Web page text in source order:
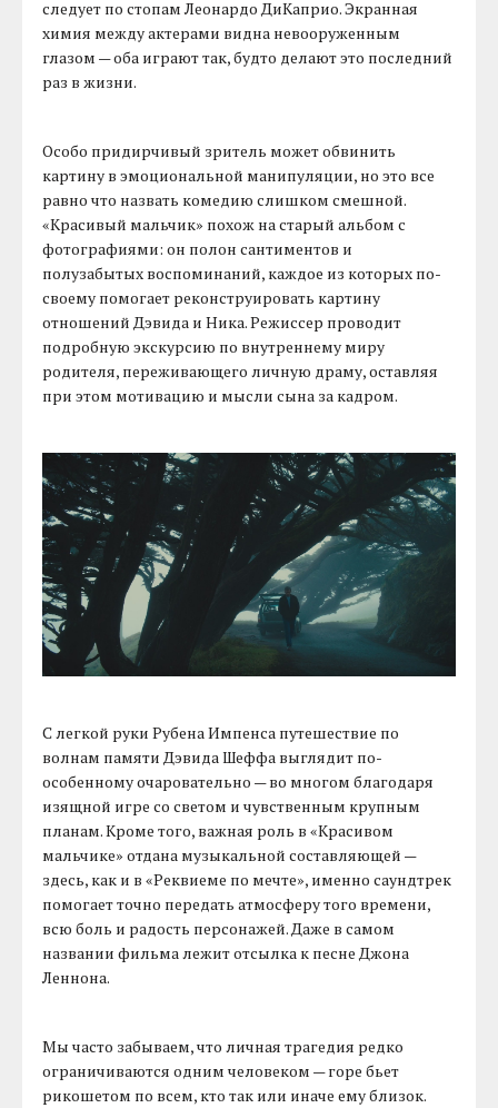
следует по стопам Леонардо ДиКаприо. Экранная
химия между актерами видна невооруженным
глазом — оба играют так, будто делают это последний
раз в жизни.
Особо придирчивый зритель может обвинить
картину в эмоциональной манипуляции, но это все
равно что назвать комедию слишком смешной.
«Красивый мальчик» похож на старый альбом с
фотографиями: он полон сантиментов и
полузабытых воспоминаний, каждое из которых по-
своему помогает реконструировать картину
отношений Дэвида и Ника. Режиссер проводит
подробную экскурсию по внутреннему миру
родителя, переживающего личную драму, оставляя
при этом мотивацию и мысли сына за кадром.
С легкой руки Рубена Импенса путешествие по
волнам памяти Дэвида Шеффа выглядит по-
особенному очаровательно — во многом благодаря
изящной игре со светом и чувственным крупным
планам. Кроме того, важная роль в «Красивом
мальчике» отдана музыкальной составляющей —
здесь, как и в «Реквиеме по мечте», именно саундтрек
помогает точно передать атмосферу того времени,
всю боль и радость персонажей. Даже в самом
названии фильма лежит отсылка к песне Джона
Леннона.
Мы часто забываем, что личная трагедия редко
ограничиваются одним человеком — горе бьет
рикошетом по всем, кто так или иначе ему близок.